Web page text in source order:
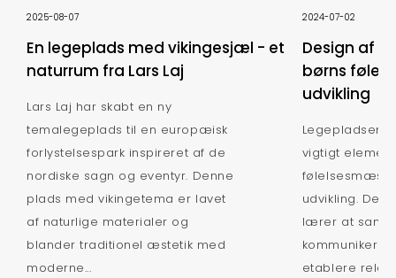
2025-08-07
En legeplads med vikingesjæl - et
naturrum fra Lars Laj
Lars Laj har skabt en ny
temalegeplads til en europæisk
forlystelsespark inspireret af de
nordiske sagn og eventyr. Denne
plads med vikingetema er lavet
af naturlige materialer og
blander traditionel æstetik med
moderne...
2024-07-02
Design af
børns
udvikling
Legepladsen
vigtigt
udvikling. Det
lærer at
kommunikere,
etablere